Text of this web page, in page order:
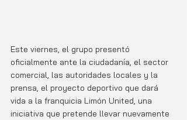
Este viernes, el grupo presentó
oficialmente ante la ciudadanía, el sector
comercial, las autoridades locales y la
prensa, el proyecto deportivo que dará
vida a la franquicia Limón United, una
iniciativa que pretende llevar nuevamente